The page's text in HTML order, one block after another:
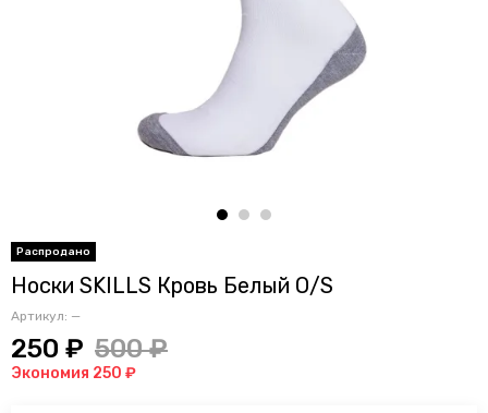
Носки SKILLS Кровь Белый O/S
Артикул: —
250 ₽ 500 ₽
Экономия 250 ₽